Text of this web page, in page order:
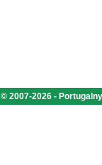
© 2007-2026 -